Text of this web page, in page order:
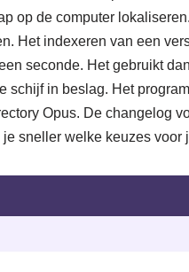
op de computer
Het indexeren van een
seconde. Het gebruikt
schijf in beslag. Het
Opus. De changelog
sneller welke keuzes